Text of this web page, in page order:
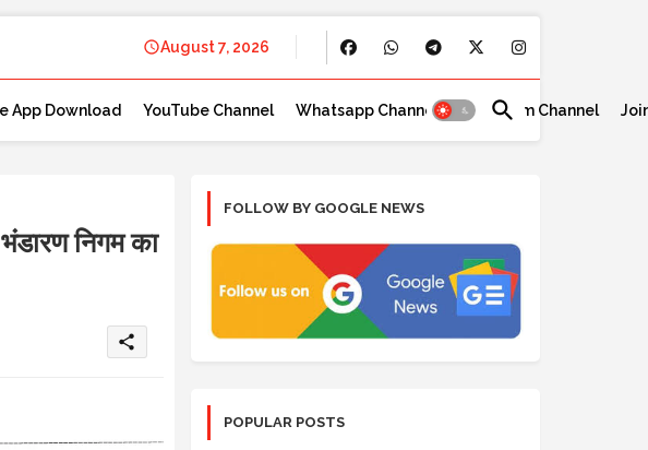
August 7, 2026
App Download YouTube Channel Whatsapp Channel Telegram Channel
निगम का
share
FOLLOW BY GOOGLE NEWS
POPULAR POSTS